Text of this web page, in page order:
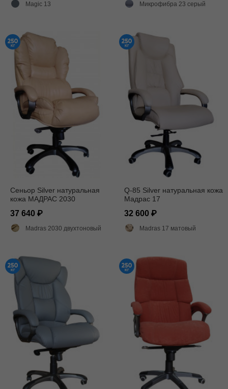
Magic 13 Микрофибра 23 серый
Сеньор Silver натуральная
кожа МАДРАС 2030
37 640
Madras 2030 двухтоновый глянец
Q-85 Silver натуральная кожа
Мадрас 17
32 600
Madras 17 матовый